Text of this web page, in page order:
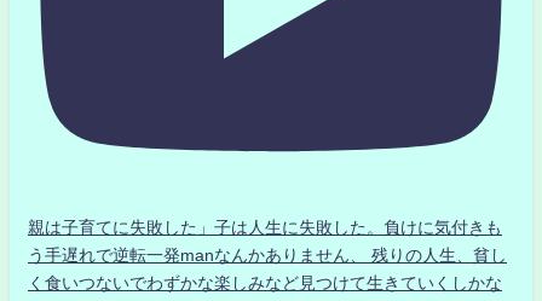
親は子育てに失敗した」子は人生に失敗した。負けに気付きも
う手遅れで逆転一発manなんかありません、 残りの人生、貧し
く食いつないでわずかな楽しみなど見つけて生きていくしかな